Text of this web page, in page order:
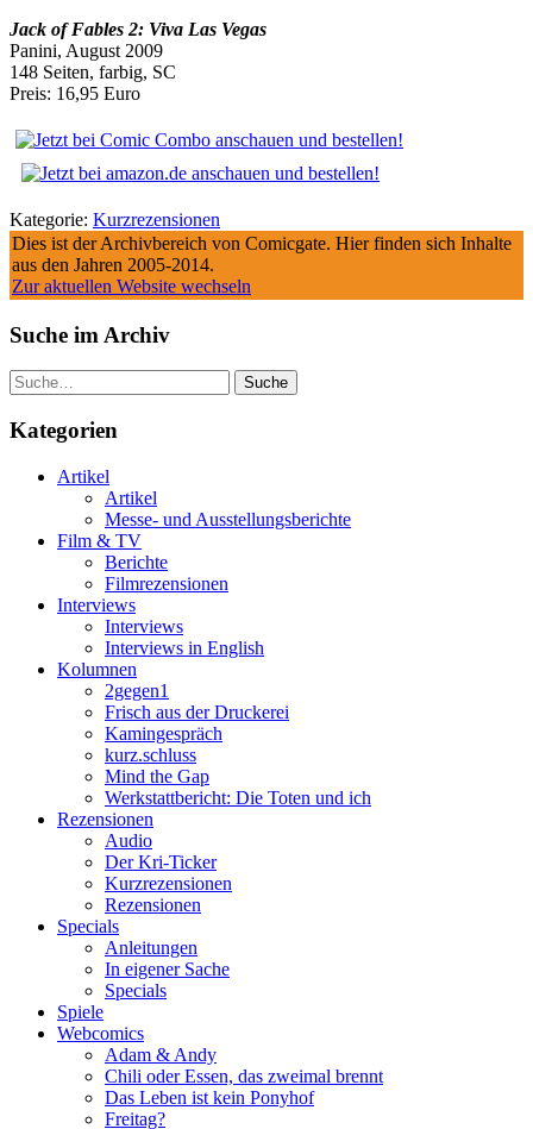
Jack of Fables 2: Viva Las Vegas
Panini, August 2009
148 Seiten, farbig, SC
Preis: 16,95 Euro
Kategorie: Kurzrezensionen
Dies ist der Archivbereich von Comicgate. Hier finden sich Inhalte
aus den Jahren 2005-2014.
Zur aktuellen Website wechseln
Suche im Archiv
Suche
Kategorien
Artikel
Artikel
Messe- und Ausstellungsberichte
Film & TV
Berichte
Filmrezensionen
Interviews
Interviews
Interviews in English
Kolumnen
2gegen1
Frisch aus der Druckerei
Kamingespräch
kurz.schluss
Mind the Gap
Werkstattbericht: Die Toten und ich
Rezensionen
Audio
Der Kri-Ticker
Kurzrezensionen
Rezensionen
Specials
Anleitungen
In eigener Sache
Specials
Spiele
Webcomics
Adam & Andy
Chili oder Essen, das zweimal brennt
Das Leben ist kein Ponyhof
Freitag?